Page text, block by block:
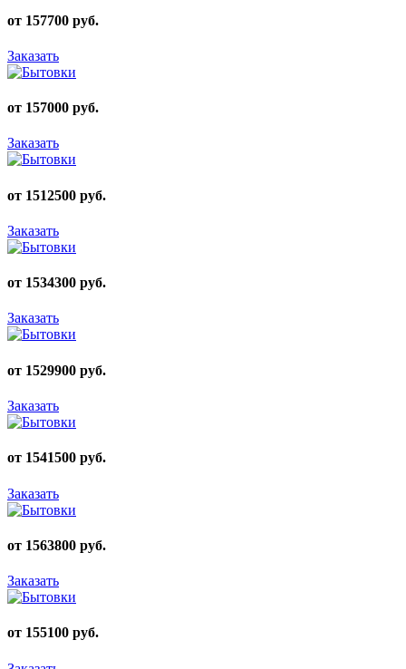
от 157700 руб.
Заказать
от 157000 руб.
Заказать
от 1512500 руб.
Заказать
от 1534300 руб.
Заказать
от 1529900 руб.
Заказать
от 1541500 руб.
Заказать
от 1563800 руб.
Заказать
от 155100 руб.